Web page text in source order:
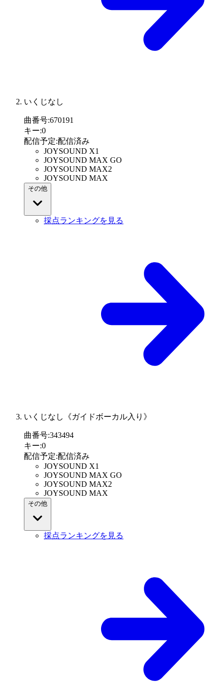
いくじなし
曲番号:670191
キー:0
配信予定:配信済み
JOYSOUND X1
JOYSOUND MAX GO
JOYSOUND MAX2
JOYSOUND MAX
その他
採点ランキングを見る
いくじなし《ガイドボーカル入り》
曲番号:343494
キー:0
配信予定:配信済み
JOYSOUND X1
JOYSOUND MAX GO
JOYSOUND MAX2
JOYSOUND MAX
その他
採点ランキングを見る